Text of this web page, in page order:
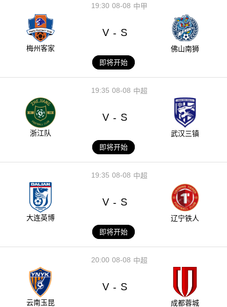
08-08
19:30 中甲
梅州客家
V - S
佛山南狮
即将开始
08-08
19:35 中超
浙江队
V - S
武汉三镇
即将开始
08-08
19:35 中超
大连英博
V - S
辽宁铁人
即将开始
08-08
20:00 中超
云南玉昆
V - S
成都蓉城